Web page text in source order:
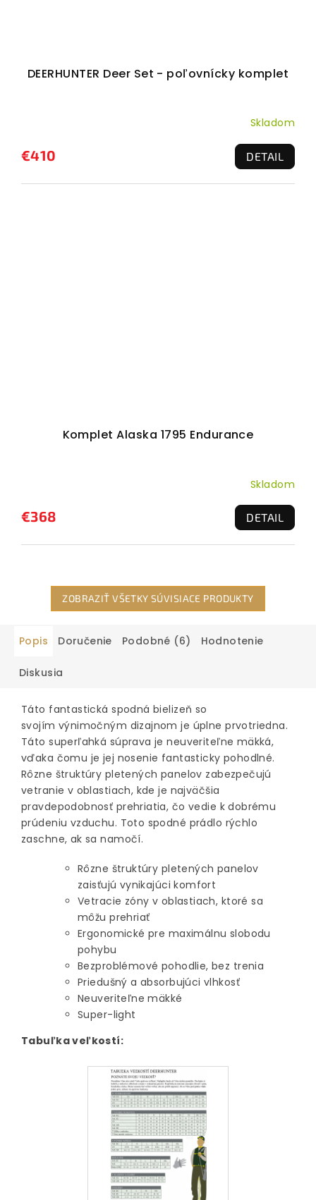
DEERHUNTER Deer Set - poľovnícky komplet
Skladom
€410 DETAIL
Komplet Alaska 1795 Endurance
Skladom
€368 DETAIL
ZOBRAZIŤ VŠETKY SÚVISIACE PRODUKTY
Popis Doručenie Podobné (6) Hodnotenie
Diskusia
Táto fantastická spodná bielizeň so
svojím výnimočným dizajnom je úplne prvotriedna.
Táto superľahká súprava je neuveriteľne mäkká,
vďaka čomu je jej nosenie fantasticky pohodlné.
Rôzne štruktúry pletených panelov zabezpečujú
vetranie v oblastiach, kde je najväčšia
pravdepodobnosť prehriatia, čo vedie k dobrému
prúdeniu vzduchu. Toto spodné prádlo rýchlo
zaschne, ak sa namočí.
Rôzne štruktúry pletených panelov
zaisťujú vynikajúci komfort
Vetracie zóny v oblastiach, ktoré sa
môžu prehriať
Ergonomické pre maximálnu slobodu
pohybu
Bezproblémové pohodlie, bez trenia
Priedušný a absorbujúci vlhkosť
Neuveriteľne mäkké
Super-light
Tabuľka veľkostí: